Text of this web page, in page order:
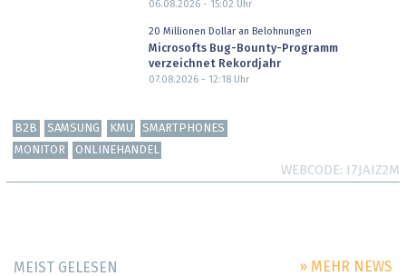
06.08.2026 - 15:02 Uhr
20 Millionen Dollar an Belohnungen
Microsofts Bug-Bounty-Programm
verzeichnet Rekordjahr
07.08.2026 - 12:18Uhr
B2B SAMSUNG KMU
SMARTPHONES
MONITOR
ONLINEHANDEL
WEBCODE I7JAIZ2M
MEIST GELESEN » MEHR NEWS